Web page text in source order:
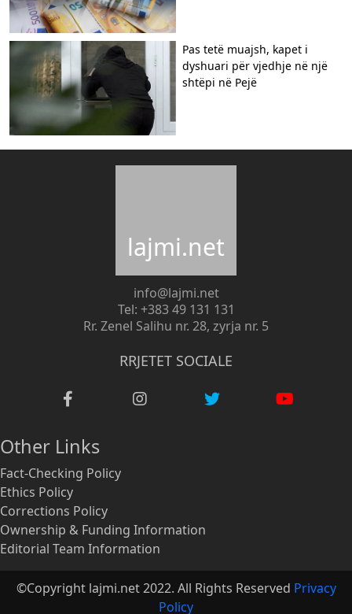
Pas tetë muajsh, kapet i
dyshuari për vjedhje në një
shtëpi në Pejë
lajmi.net
info@lajmi.net
Tel: +383 49 131 131
Rr. Zenel Salihu nr. 28, zyrja nr. 5
RRJETET SOCIALE
Other Links
Fact-Checking Policy
Ethics Policy
Corrections Policy
Ownership & Funding Information
Editorial Team Information
©Copyright lajmi.net 2022. All Rights Reserved Privacy
Policy